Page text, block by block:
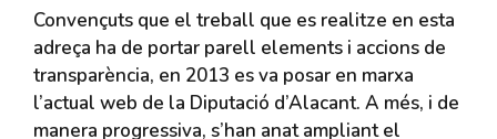
Convençuts que el treball que es realitze en esta
adreça ha de portar parell elements i accions de
transparència, en 2013 es va posar en marxa
l’actual web de la Diputació d’Alacant. A més, i de
manera progressiva, s’han anat ampliant el